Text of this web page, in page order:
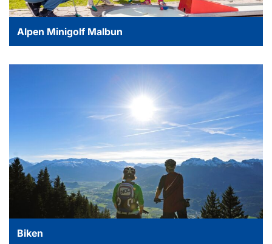
Alpen Minigolf Malbun
Biken